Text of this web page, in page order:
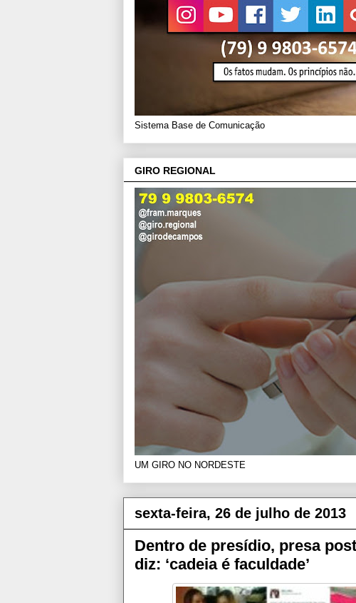
Sistema Base de Comunicação
GIRO REGIONAL
UM GIRO NO NORDESTE
sexta-feira, 26 de julho de 2013
Dentro de presídio, presa
diz: ‘cadeia é faculdade’